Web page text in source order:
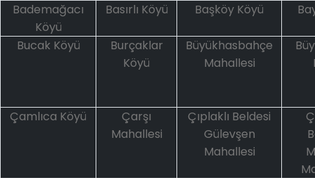
Bademağacı
Köyü
Basırlı Köyü Başköy Köyü
Bucak Köyü
Burçaklar
Köyü
Büyükhasbahçe
Mahallesi
Çamlıca Köyü
Çarşı
Mahallesi
Çıplaklı Beldesi
Gülevşen
Mahallesi